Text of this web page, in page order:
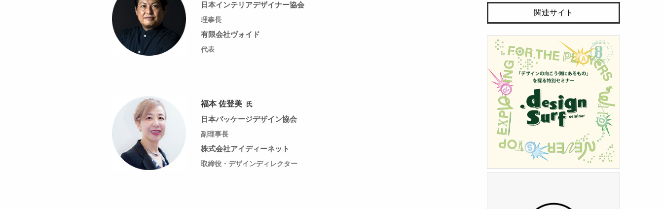
日本インテリアデザイナー協会
理事長
有限会社ヴォイド
代表
福本 佐登美 氏
日本パッケージデザイン協会
副理事長
株式会社アイディーネット
取締役・デザインディレクター
関連サイト